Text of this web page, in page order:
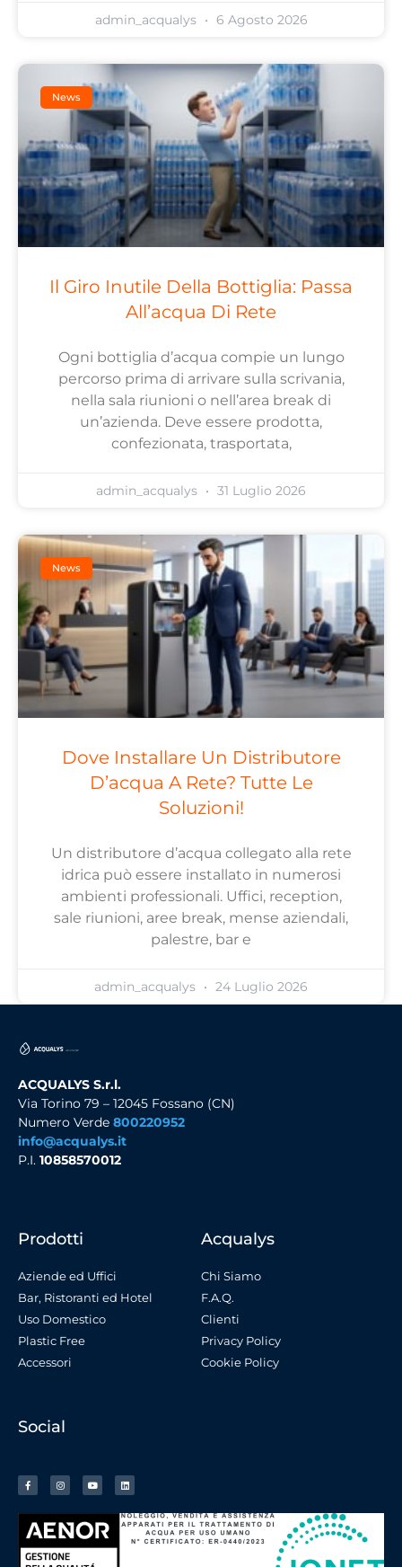
admin_acqualys 6 Agosto 2026
News
Il Giro Inutile Della Bottiglia: Passa
All’acqua Di Rete
Ogni bottiglia d’acqua compie un lungo
percorso prima di arrivare sulla scrivania,
nella sala riunioni o nell’area break di
un’azienda. Deve essere prodotta,
confezionata, trasportata,
admin_acqualys 31 Luglio 2026
News
Dove Installare Un Distributore
D’acqua A Rete? Tutte Le
Soluzioni!
Un distributore d’acqua collegato alla rete
idrica può essere installato in numerosi
ambienti professionali. Uffici, reception,
sale riunioni, aree break, mense aziendali,
palestre, bar e
admin_acqualys 24 Luglio 2026
ACQUALYS S.r.l.
Via Torino 79 – 12045 Fossano (CN)
Numero Verde 800220952
info@acqualys.it
P.I. 10858570012
Prodotti
Aziende ed Uffici
Bar, Ristoranti ed Hotel
Uso Domestico
Plastic Free
Accessori
Acqualys
Chi Siamo
F.A.Q.
Clienti
Privacy Policy
Cookie Policy
Social